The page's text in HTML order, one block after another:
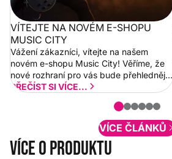
VÍTEJTE NA NOVÉM E-SHOPU
MUSIC CITY
Vážení zákazníci, vítejte na našem
novém e-shopu Music City! Věříme, že
nové rozhraní pro vás bude přehlednější
a rychlejší. Postupně budeme přidávat
PŘEČÍST SI VÍCE...
VÍCE ČLÁNKŮ
Více o produktu